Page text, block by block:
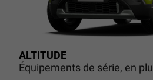
ALTITUDE
Équipements de série, en